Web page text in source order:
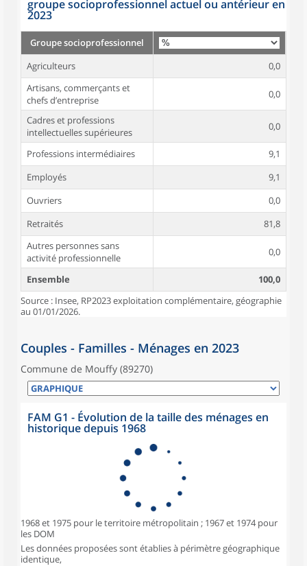
groupe socioprofessionnel actuel ou antérieur en
2023
Groupe socioprofessionnel
Agriculteurs
0,0
Artisans, commerçants et
chefs d’entreprise
0,0
Cadres et professions
intellectuelles supérieures
0,0
Professions intermédiaires
9,1
Employés
9,1
Ouvriers
0,0
Retraités
81,8
Autres personnes sans
activité professionnelle
0,0
Ensemble
100,0
Source : Insee, RP2023 exploitation complémentaire, géographie
au 01/01/2026.
Couples - Familles - Ménages en 2023
Commune de Mouffy (89270)
FAM G1 - Évolution de la taille des ménages en
historique depuis 1968
1968 et 1975 pour le territoire métropolitain ; 1967 et 1974 pour
les DOM
Les données proposées sont établies à périmètre géographique
identique,